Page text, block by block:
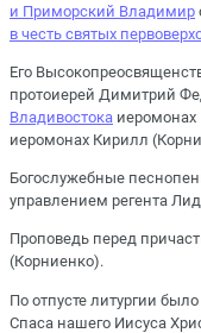
и Приморский Владимир
в честь святых
Его
протоиерей Димитрий
Владивостока иеромонах
иеромонах Кирилл
Богослужебные
управлением регента
Проповедь перед
(Корниенко).
По отпусте литургии
Спаса нашего Иисуса